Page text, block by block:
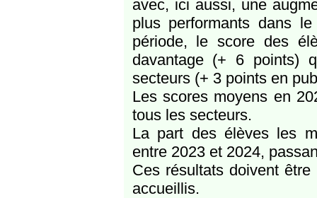
avec, ici aussi, une
plus performants dans
période, le score des
davantage (+ 6 points)
secteurs (+ 3 points en
Les scores moyens en
tous les secteurs.
La part des élèves les
entre 2023 et 2024,
Ces résultats doivent
accueillis.